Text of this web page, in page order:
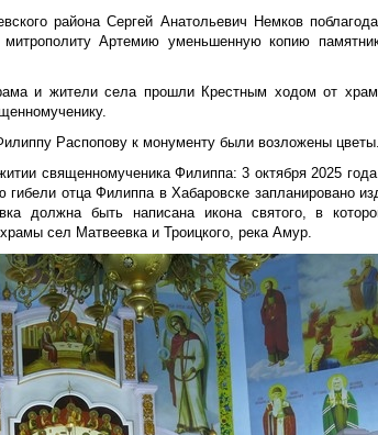
района Сергей Анатольевич Немков
Артемию уменьшенную копию
и жители села прошли Крестным ходом от
Распопову к монументу были возложены цветы.
священномученика Филиппа: 3 октября 2025
отца Филиппа в Хабаровске запланировано
должна быть написана икона святого, в
сел Матвеевка и Троицкого, река Амур.